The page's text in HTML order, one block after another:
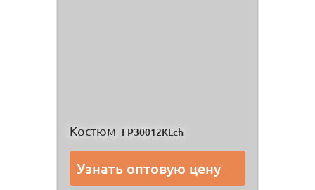
Костюм FP30012KLch
Узнать оптовую цену